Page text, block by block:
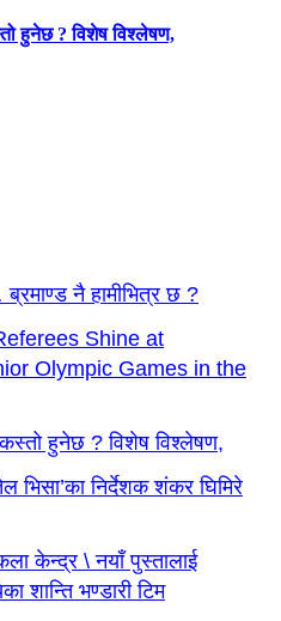
हुनेछ ? विशेष विश्लेषण,
ब्रमाण्ड नै हामीभित्र छ ?
Shine at
Olympic Games in the
कस्तो हुनेछ ? विशेष विश्लेषण,
भिसा’का निर्देशक शंकर घिमिरे
केन्द्र \ नयाँ पुस्तालाई
शान्ति भण्डारी टिम